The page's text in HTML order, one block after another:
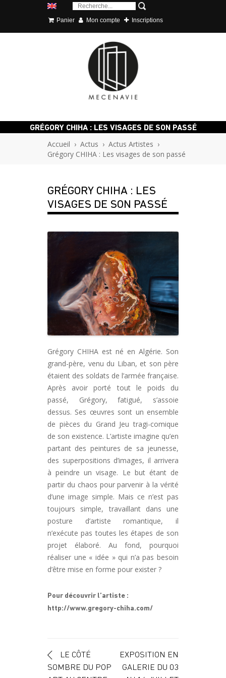
Panier Mon compte Inscriptions
GRÉGORY CHIHA : LES VISAGES DE SON PASSÉ
Accueil › Actus › Actus Artistes ›
Grégory CHIHA : Les visages de son passé
GRÉGORY CHIHA : LES
VISAGES DE SON PASSÉ
Grégory CHIHA est né en Algérie. Son
grand-père, venu du Liban, et son père
étaient des soldats de l’armée française.
Après avoir porté tout le poids du
passé, Grégory, fatigué, s’assoie
dessus. Ses œuvres sont un ensemble
de pièces du Grand Jeu tragi-comique
de son existence. L’artiste imagine qu’en
partant des peintures de sa jeunesse,
des superpositions d’images, il arrivera
à peindre un visage. Le but étant de
partir du chaos pour parvenir à la vérité
d’une image simple. Mais ce n’est pas
toujours simple, travaillant dans une
posture d’artiste romantique, il
n’exécute pas toutes les étapes de son
projet élaboré. Au fond, pourquoi
réaliser une « idée » qui n’a pas besoin
d’être mise en forme pour exister ?
Pour découvrir l’artiste :
http://www.gregory-chiha.com/
Navigation des articles
LE CÔTÉ
SOMBRE DU POP
EXPOSITION EN
GALERIE DU 03